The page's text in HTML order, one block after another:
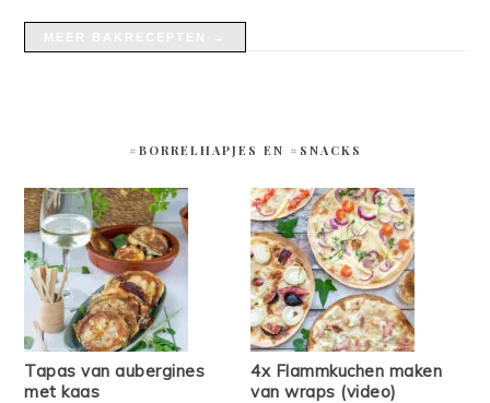
#BORRELHAPJES EN #SNACKS
Tapas van aubergines
met kaas
4x Flammkuchen maken
van wraps (video)